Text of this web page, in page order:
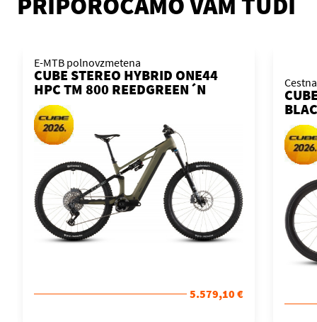
E-MTB polnovzmetena
CUBE STEREO HYBRID ONE44
HPC TM 800 REEDGREEN´N
´MATRIX 2026 KOLO
5.579,10 €